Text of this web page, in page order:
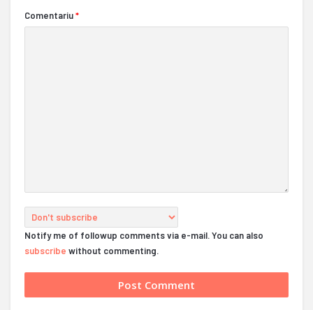
Comentariu*
Notify me of followup comments via e-mail. You can also
subscribe without commenting.